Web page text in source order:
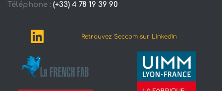
Téléphone : (+33) 4 78 19 39 90
Retrouvez Seccom sur LinkedIn